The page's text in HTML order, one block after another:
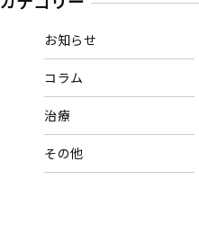
お知らせ
コラム
治療
その他